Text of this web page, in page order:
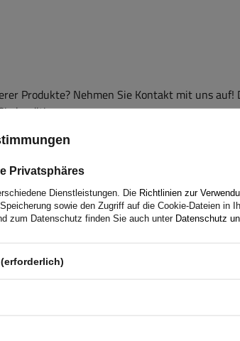
Produkte? Nehmen Sie Kontakt mit uns auf!
benötigen.
Privatsphäres
Dienstleistungen. Die Richtlinien zur
sowie den Zugriff auf die Cookie-Dateien in
zum Datenschutz finden Sie auch unter Datenschutz